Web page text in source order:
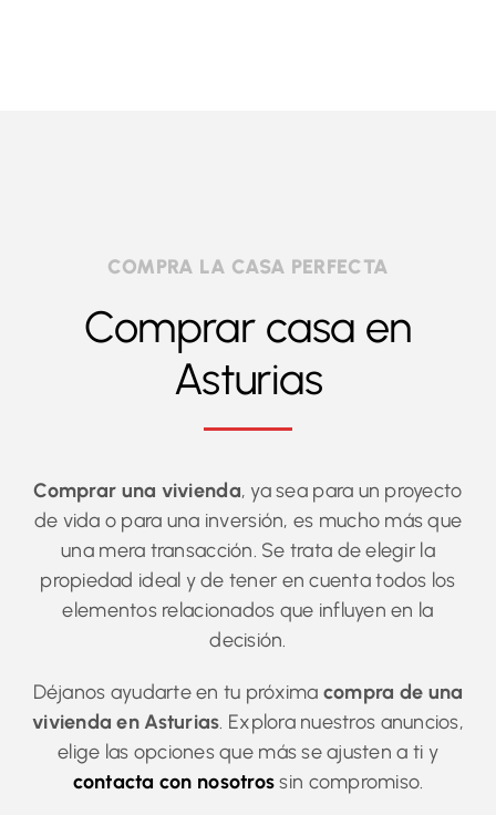
COMPRA LA CASA PERFECTA
Comprar casa en
Asturias
Comprar una vivienda, ya sea para un proyecto
de vida o para una inversión, es mucho más que
una mera transacción. Se trata de elegir la
propiedad ideal y de tener en cuenta todos los
elementos relacionados que influyen en la
decisión.
Déjanos ayudarte en tu próxima compra de una
vivienda en Asturias. Explora nuestros anuncios,
elige las opciones que más se ajusten a ti y
contacta con nosotrossin compromiso.